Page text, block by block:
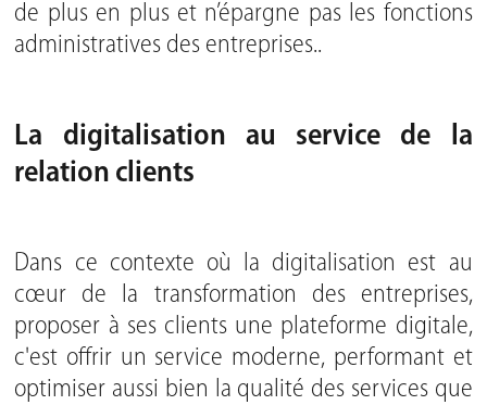
de plus en plus et n’épargne pas les fonctions
administratives des entreprises..
La digitalisation au service de la
relation clients
Dans ce contexte où la digitalisation est au
cœur de la transformation des entreprises,
proposer à ses clients une plateforme digitale,
c'est offrir un service moderne, performant et
optimiser aussi bien la qualité des services que